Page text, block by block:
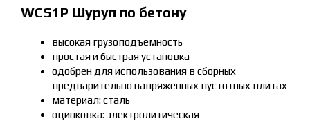
WCS1P Шуруп по бетону
высокая грузоподъемность
простая и быстрая установка
одобрен для использования в сборных
предварительно напряженных пустотных плитах
материал: сталь
оцинковка: электролитическая